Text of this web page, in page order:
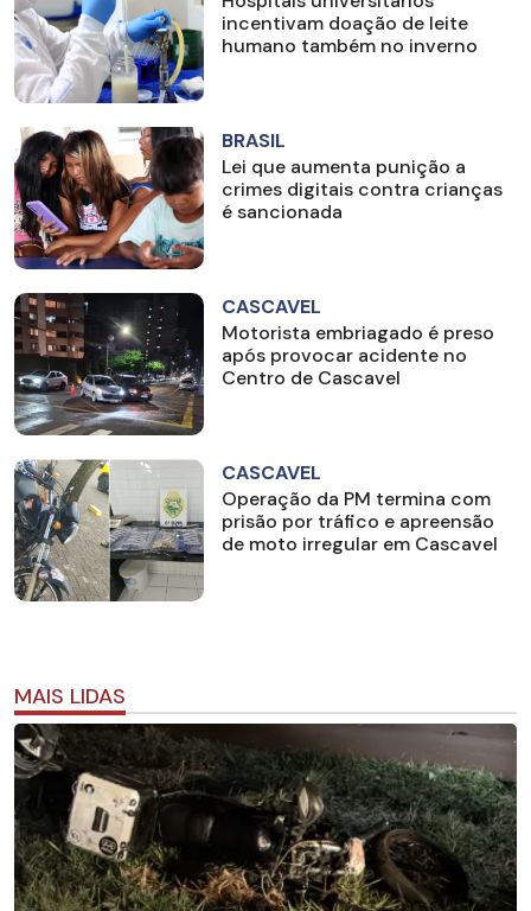
incentivam doação de leite
humano também no inverno
BRASIL
Lei que aumenta punição a
crimes digitais contra crianças
é sancionada
CASCAVEL
Motorista embriagado é preso
após provocar acidente no
Centro de Cascavel
CASCAVEL
Operação da PM termina com
prisão por tráfico e apreensão
de moto irregular em Cascavel
MAIS LIDAS